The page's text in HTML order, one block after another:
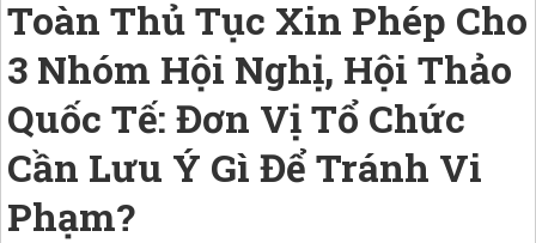
Toàn Thủ Tục Xin Phép Cho
3 Nhóm Hội Nghị, Hội Thảo
Quốc Tế: Đơn Vị Tổ Chức
Cần Lưu Ý Gì Để Tránh Vi
Phạm?